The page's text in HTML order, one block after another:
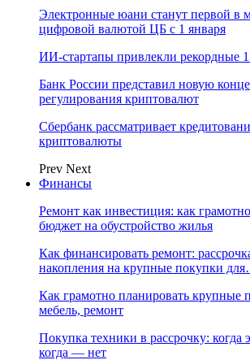
Электронные юани станут первой в
цифровой валютой ЦБ с 1 января
ИИ-стартапы привлекли рекордные
Банк России представил новую
регулирования криптовалют
Сбербанк рассматривает
криптовалюты
Prev Next
Финансы
Ремонт как инвестиция: как
бюджет на обустройство жилья
Как финансировать ремонт:
накопления на крупные покупки
Как грамотно планировать крупные
мебель, ремонт
Покупка техники в рассрочку: когда
когда — нет